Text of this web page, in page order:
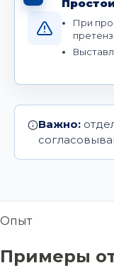
При
Важно:
Опыт
Примеры